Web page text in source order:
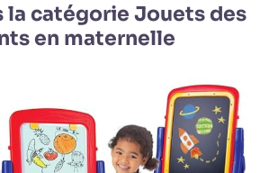
la catégorie Jouets des
en maternelle